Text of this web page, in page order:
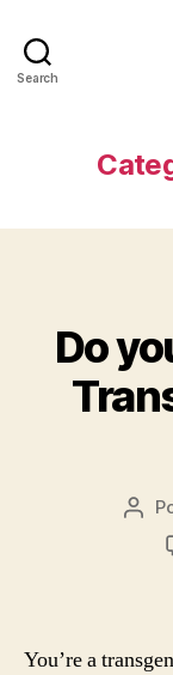
Search
Do
You’re a